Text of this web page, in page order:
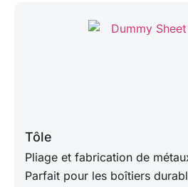
Tôle
Pliage et fabrication de
Parfait pour les boîtiers